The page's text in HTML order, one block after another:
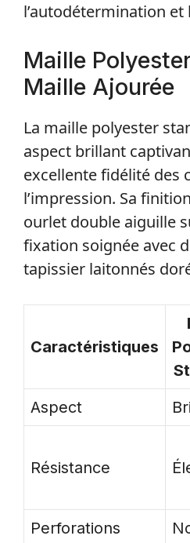
l’autodétermination et
Maille
Maille Ajourée
La maille polyester
aspect brillant
excellente fidélité des
l’impression. Sa
ourlet double aiguille
fixation soignée avec
tapissier laitonnés
Caractéristiques
Aspect
Résistance
Perforations